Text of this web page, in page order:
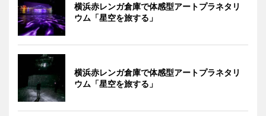
横浜赤レンガ倉庫で体感型アートプラネタリ
ウム「星空を旅する」
横浜赤レンガ倉庫で体感型アートプラネタリ
ウム「星空を旅する」